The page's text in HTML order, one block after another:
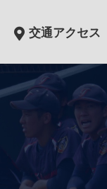
交通アクセス